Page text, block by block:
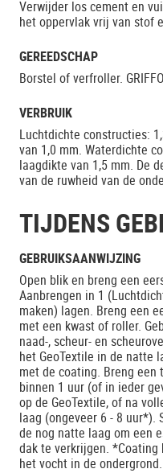
Verwijder los cement en
het oppervlak vrij van stof
GEREEDSCHAP
Borstel of verfroller.
VERBRUIK
Luchtdichte constructies:
van 1,0 mm. Waterdichte
laagdikte van 1,5 mm. De
van de ruwheid van de
TIJDENS
GEBRUIKSAANWIJZING
Open blik en breng een
Aanbrengen in 1
maken) lagen. Breng een
met een kwast of roller.
naad-, scheur- en
het GeoTextile in de natte
met de coating. Breng
binnen 1 uur (of in ieder
op de GeoTextile, of na
laag (ongeveer 6 - 8 uur*).
de nog natte laag om een
dak te verkrijgen.
het vocht in de ondergrond.